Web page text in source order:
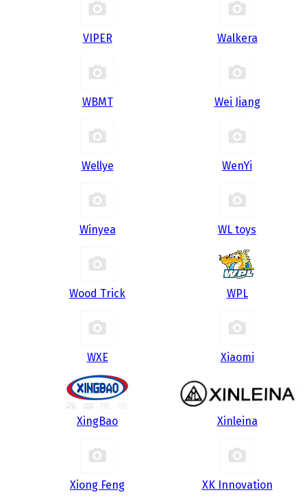
VIPER Walkera
WBMT Wei Jiang
Wellye WenYi
Winyea WL toys
Wood Trick WPL
WXE Xiaomi
XingBao Xinleina
Xiong Feng XK Innovation